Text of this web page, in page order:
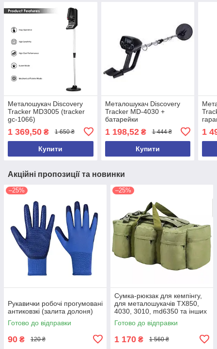
Металошукач Discovery
Tracker MD3005 (tracker
gc-1066)
1 369,50 ₴ 1 650 ₴
Купити
Металошукач Discovery
Tracker MD-4030 +
батарейки
1 198,52₴ 1 444 ₴
Купити
1
Акційні пропозиції та новинки
–25%
Рукавички робочі прогумовані
антиковзкі (залита долоня)
Готово до відправки
90 ₴ 120 ₴
–25%
Сумка-рюкзак для кемпінгу,
для металошукачів TX850,
4030, 3010, md6350 та інших
(ємність 100 л)
Готово до відправки
1 170 ₴ 1 560 ₴